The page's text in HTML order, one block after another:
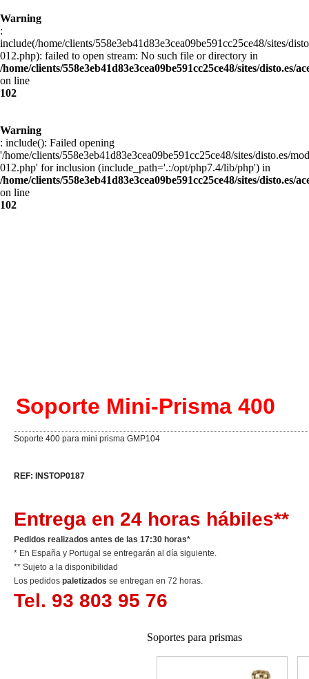
Warning
:
include(/home/clients/558e3eb41d83e3cea09be591cc25ce48/sites/
012.php): failed to open stream: No such file or directory in
/home/clients/558e3eb41d83e3cea09be591cc25ce48/sites/disto.es/
on line
102
Warning
: include(): Failed opening
'/home/clients/558e3eb41d83e3cea09be591cc25ce48/sites/disto.es/
012.php' for inclusion (include_path='.:/opt/php7.4/lib/php') in
/home/clients/558e3eb41d83e3cea09be591cc25ce48/sites/disto.es/
on line
102
Soporte Mini-Prisma 400
Soporte 400 para mini prisma GMP104
REF: INSTOP0187
Entrega en 24 horas hábiles**
Pedidos realizados antes de las 17:30 horas*
* En España y Portugal se entregarán al día siguiente.
** Sujeto a la disponibilidad
Los pedidos paletizados se entregan en 72 horas.
Tel. 93 803 95 76
Soportes para prismas